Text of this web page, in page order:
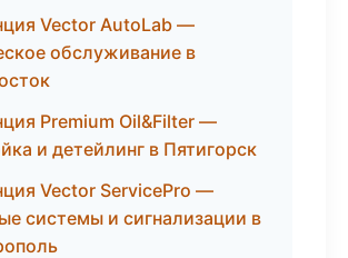
Vector AutoLab —
обслуживание в
Premium Oil&Filter —
и детейлинг в Пятигорск
Vector ServicePro —
системы и сигнализации в